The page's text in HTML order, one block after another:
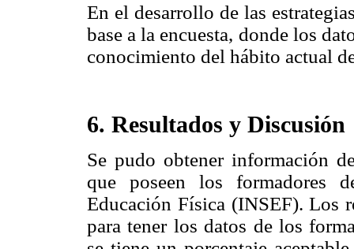
En el desarrollo de las
base a la encuesta, donde los
conocimiento del hábito actual
6. Resultados y Discusión
Se pudo obtener información
que poseen los formadores
Educación Física (INSEF). Los
para tener los datos de los